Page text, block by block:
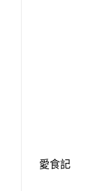
愛食記